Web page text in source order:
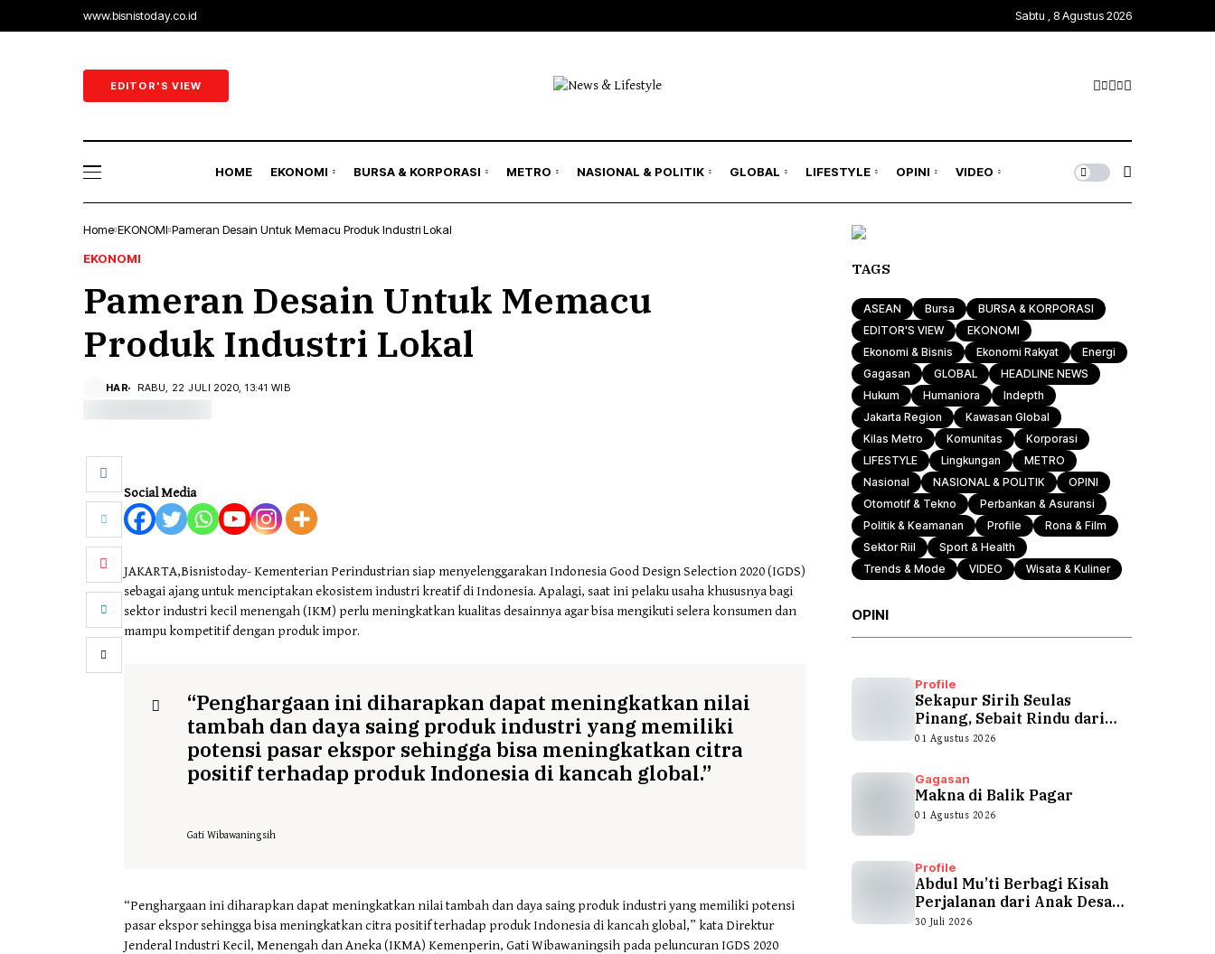
www.bisnistoday.co.id Sabtu , 8 Agustus 2026
EDITOR'S VIEW
HOME EKONOMI
Ekonomi Rakyat
BURSA & KORPORASI
Korporasi
METRO NASIONAL & POLITIK GLOBAL LIFESTYLE
Wisata & Kuliner
Komunitas
Sport & Health
Otomotif & Tekno
OPINI
Indepth
VIDEO
Kilas Metro
Home EKONOMI Pameran Desain Untuk Memacu Produk Industri Lokal
EKONOMI
Pameran Desain Untuk Memacu
Produk Industri Lokal
HAR RABU, 22 JULI 2020, 13:41 WIB
Social Media
JAKARTA,Bisnistoday- Kementerian Perindustrian siap menyelenggarakan Indonesia Good Design Selection 2020 (IGDS)
sebagai ajang untuk menciptakan ekosistem industri kreatif di Indonesia. Apalagi, saat ini pelaku usaha khususnya bagi
sektor industri kecil menengah (IKM) perlu meningkatkan kualitas desainnya agar bisa mengikuti selera konsumen dan
mampu kompetitif dengan produk impor.
“Penghargaan ini diharapkan dapat meningkatkan nilai
tambah dan daya saing produk industri yang memiliki
potensi pasar ekspor sehingga bisa meningkatkan citra
positif terhadap produk Indonesia di kancah global.”
Gati Wibawaningsih
“Penghargaan ini diharapkan dapat meningkatkan nilai tambah dan daya saing produk industri yang memiliki potensi
pasar ekspor sehingga bisa meningkatkan citra positif terhadap produk Indonesia di kancah global,” kata Direktur
Jenderal Industri Kecil, Menengah dan Aneka (IKMA) Kemenperin, Gati Wibawaningsih pada peluncuran IGDS 2020
TAGS
ASEAN Bursa
BURSA & KORPORASI
EDITOR'S VIEW
EKONOMI
Ekonomi & Bisnis
Ekonomi Rakyat
Energi
Gagasan
GLOBAL
HEADLINE NEWS
Hukum
Humaniora
Indepth
Jakarta Region
Kawasan Global
Kilas Metro
Komunitas
Korporasi
LIFESTYLE
Lingkungan
METRO
Nasional
NASIONAL & POLITIK
OPINI
Otomotif & Tekno
Perbankan & Asuransi
Politik & Keamanan
Profile
Rona & Film
Sektor Riil
Sport & Health
Trends & Mode
VIDEO Wisata & Kuliner
OPINI
Profile
Sekapur Sirih Seulas
Pinang, Sebait Rindu dari
Tepian Teluk
01 Agustus 2026
Gagasan
Makna di Balik Pagar
01 Agustus 2026
Profile
Abdul Mu’ti Berbagi Kisah
Perjalanan dari Anak Desa
hingga...
30 Juli 2026